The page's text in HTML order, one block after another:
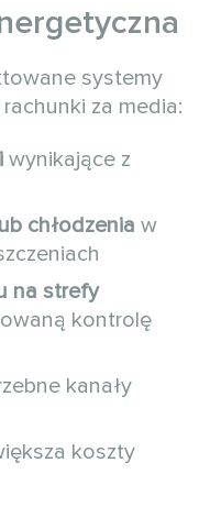
systemy
za media:
wynikające z
chłodzenia w
na strefy
kontrolę
kanały
koszty